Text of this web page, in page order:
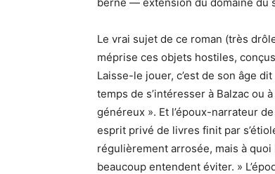
Le vrai sujet de ce roman (très
méprise ces objets hostiles,
Laisse-le jouer, c’est de son âge
temps de s’intéresser à Balzac ou
généreux ». Et l’époux-narrateur
esprit privé de livres finit par
régulièrement arrosée, mais à
beaucoup entendent éviter. »